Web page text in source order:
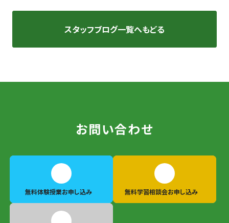
スタッフブログ一覧へもどる
お問い合わせ
無料体験授業お申し込み 無料学習相談会お申し込み